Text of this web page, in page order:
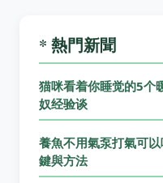
* 熱門新聞
猫咪看着你睡觉的5个
奴经验谈
養魚不用氣泵打氣可
鍵與方法